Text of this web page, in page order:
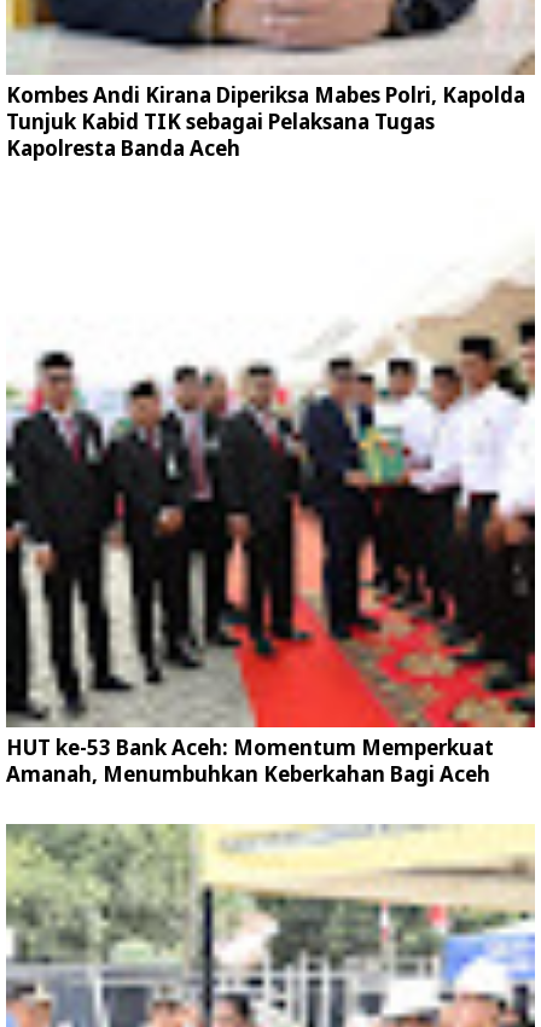
Kombes Andi Kirana Diperiksa Mabes Polri, Kapolda
Tunjuk Kabid TIK sebagai Pelaksana Tugas
Kapolresta Banda Aceh
HUT ke-53 Bank Aceh: Momentum Memperkuat
Amanah, Menumbuhkan Keberkahan Bagi Aceh